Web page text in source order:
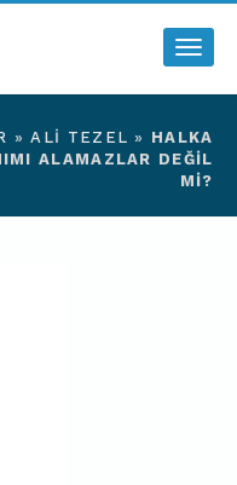
»ALI TEZEL » HALKA
ALAMAZLAR DEĞIL
MI?